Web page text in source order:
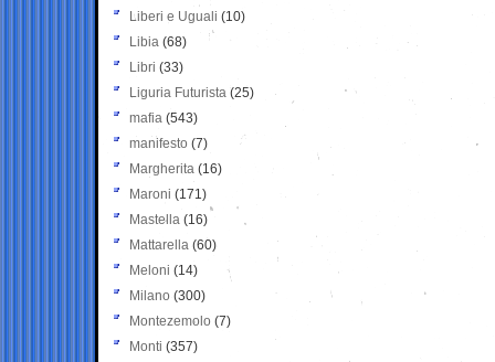
Liberi e Uguali (10)
Libia (68)
Libri (33)
Liguria Futurista (25)
mafia (543)
manifesto (7)
Margherita (16)
Maroni (171)
Mastella (16)
Mattarella (60)
Meloni (14)
Milano (300)
Montezemolo (7)
Monti (357)